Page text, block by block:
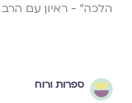
הלכה״ - ראיון עם הרב
ספרות ורוח